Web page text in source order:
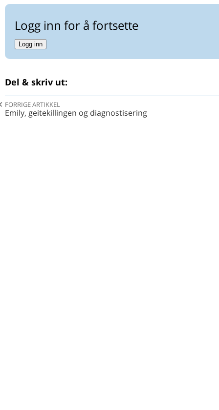
Logg inn for å fortsette
Logg inn
Del & skriv ut:
FORRIGE ARTIKKEL
Emily, geitekillingen og diagnostisering